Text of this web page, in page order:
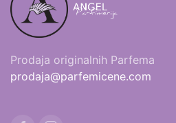
Prodaja originalnih Parfema
prodaja@parfemicene.com